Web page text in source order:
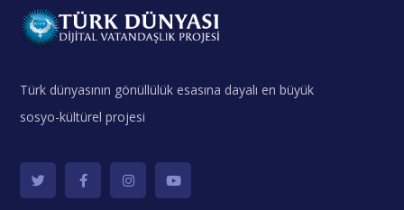
Türk dünyasının gönüllülük esasına dayalı en büyük
sosyo-kültürel projesi